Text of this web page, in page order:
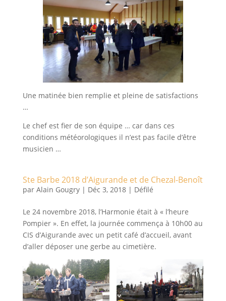
Une matinée bien remplie et pleine de satisfactions
…
Le chef est fier de son équipe … car dans ces
conditions météorologiques il n’est pas facile d’être
musicien …
Ste Barbe 2018 d’Aigurande et de Chezal-Benoît
par Alain Gougry| Déc 3, 2018| Défilé
Le 24 novembre 2018, l’Harmonie était à « l’heure
Pompier ». En effet, la journée commença à 10h00 au
CIS d’Aigurande avec un petit café d’accueil, avant
d’aller déposer une gerbe au cimetière.